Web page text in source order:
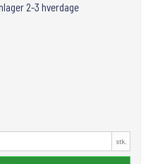
2-3 hverdage
stk.